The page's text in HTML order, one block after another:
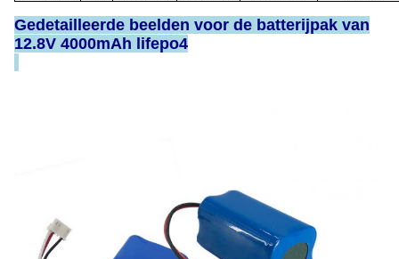
Gedetailleerde beelden voor de batterijpak van
12.8V 4000mAh lifepo4